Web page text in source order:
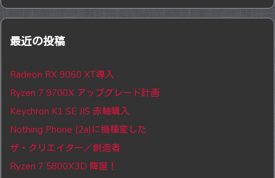
最近の投稿
Radeon RX 9060 XT導入
Ryzen 7 9700X アップグレード計画
Keychron K1 SE JIS 赤軸購入
Nothing Phone (2a)に機種変した
ザ・クリエイター／創造者
Ryzen 7 5800X3D 降誕！